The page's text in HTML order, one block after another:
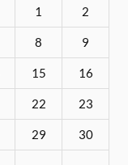
1 2
8 9
15 16
22 23
29 30